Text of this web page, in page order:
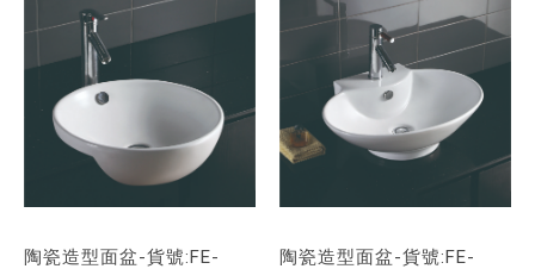
陶瓷造型面盆-貨號:FE-
陶瓷造型面盆-貨號:FE-